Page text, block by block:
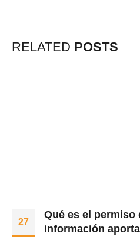
RELATED POSTS
27
Qué es el
información aporta